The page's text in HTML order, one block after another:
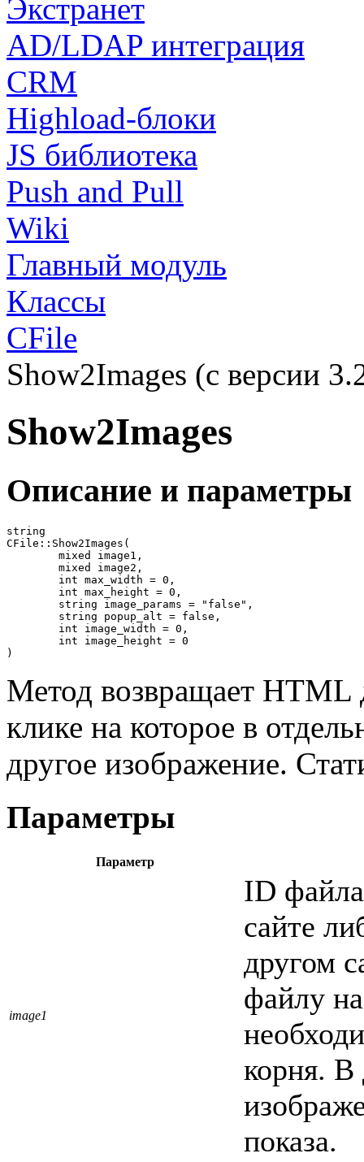
Экстранет
AD/LDAP интеграция
CRM
Highload-блоки
JS библиотека
Push and Pull
Wiki
Главный модуль
Классы
CFile
Show2Images (с версии
Show2Images
Описание и параметры
string
CFile::Show2Images(
)
Метод возвращает HTML
клике на которое в
другое изображение.
Параметры
Параметр
image1
ID
сайте
другом
файлу
корня. В
показа.